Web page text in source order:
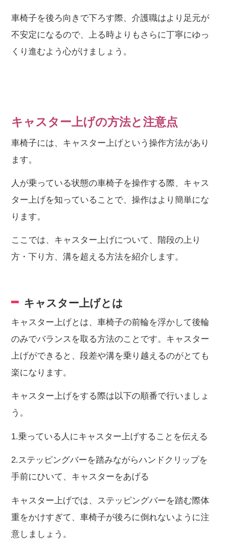
車椅子を後ろ向きで下ろす際、介護職はより足元が
不安定になるので、上る時よりもさらに丁寧にゆっ
くり進むよう心がけましょう。
キャスター上げの方法と注意点
車椅子には、キャスター上げという操作方法があり
ます。
人が乗っている状態の車椅子を操作する際、キャス
ター上げを知っていることで、操作はより簡単にな
ります。
ここでは、キャスター上げについて、階段の上り
方・下り方、溝を超える方法を紹介します。
キャスター上げとは
キャスター上げとは、車椅子の前輪を浮かして後輪
のみでバランスを取る方法のことです。キャスター
上げができると、段差や溝を乗り越えるのがとても
楽になります。
キャスター上げをする際は以下の順番で行いましょ
う。
1.乗っている人にキャスター上げすることを伝える
2.ステッピングバーを踏みながらハンドクリップを
手前にひいて、キャスターをあげる
キャスター上げでは、ステッピングバーを踏む際体
重をかけすぎて、車椅子が後ろに倒れないように注
意しましょう。